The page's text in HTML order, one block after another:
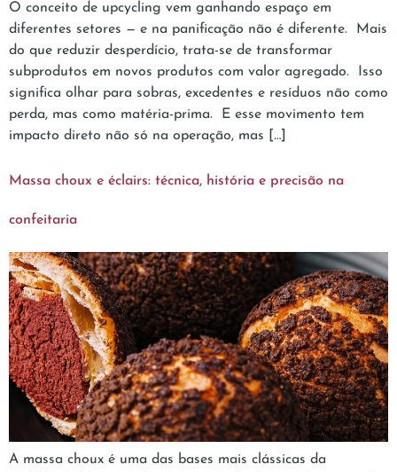
O conceito de upcycling vem ganhando espaço em
diferentes setores — e na panificação não é diferente. Mais
do que reduzir desperdício, trata-se de transformar
subprodutos em novos produtos com valor agregado. Isso
significa olhar para sobras, excedentes e resíduos não como
perda, mas como matéria-prima. E esse movimento tem
impacto direto não só na operação, mas […]
Massa choux e éclairs: técnica, história e precisão na
confeitaria
A massa choux é uma das bases mais clássicas da